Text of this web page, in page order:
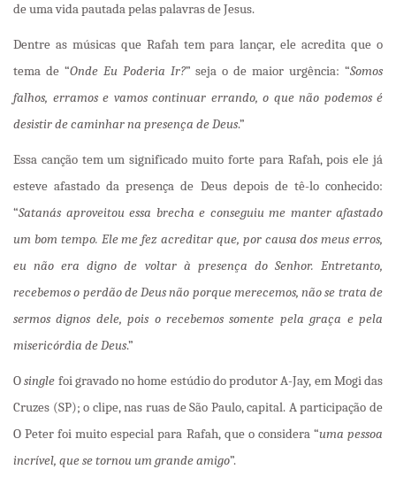
de uma vida pautada pelas palavras de Jesus.
Dentre as músicas que Rafah tem para lançar, ele acredita que o
tema de “Onde Eu Poderia Ir?” seja o de maior urgência: “Somos
falhos, erramos e vamos continuar errando, o que não podemos é
desistir de caminhar na presença de Deus.”
Essa canção tem um significado muito forte para Rafah, pois ele já
esteve afastado da presença de Deus depois de tê-lo conhecido:
“Satanás aproveitou essa brecha e conseguiu me manter afastado
um bom tempo. Ele me fez acreditar que, por causa dos meus erros,
eu não era digno de voltar à presença do Senhor. Entretanto,
recebemos o perdão de Deus não porque merecemos, não se trata de
sermos dignos dele, pois o recebemos somente pela graça e pela
misericórdia de Deus.”
Osingle foi gravado no home estúdio do produtor A-Jay, em Mogi das
Cruzes (SP); o clipe, nas ruas de São Paulo, capital. A participação de
O Peter foi muito especial para Rafah, que o considera “uma pessoa
incrível, que se tornou um grande amigo”.